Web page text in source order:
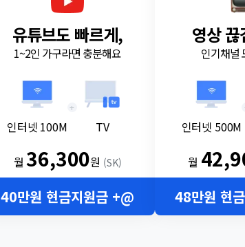
유튜브도 빠르게,
1~2인 가구라면 충분해요
인터넷 100M
+
TV
월36,300원 (SK)
40만원 현금지원금 +@
영상
인기채널
인터넷 500M
월
48만원 현